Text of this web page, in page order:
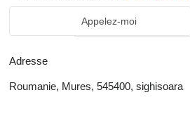
Appelez-moi
Adresse
Roumanie, Mures, 545400, sighisoara